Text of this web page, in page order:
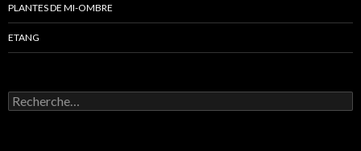
PLANTES DE MI-OMBRE
ETANG
Rechercher :